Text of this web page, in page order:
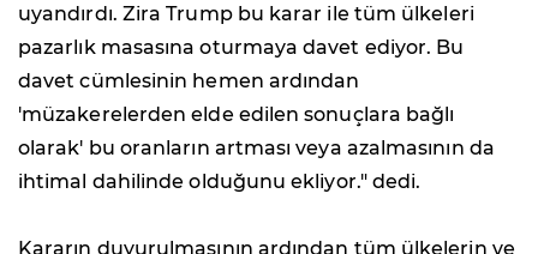
uyandırdı. Zira Trump bu karar ile tüm ülkeleri
pazarlık masasına oturmaya davet ediyor. Bu
davet cümlesinin hemen ardından
'müzakerelerden elde edilen sonuçlara bağlı
olarak' bu oranların artması veya azalmasının da
ihtimal dahilinde olduğunu ekliyor." dedi.
Kararın duyurulmasının ardından tüm ülkelerin ve